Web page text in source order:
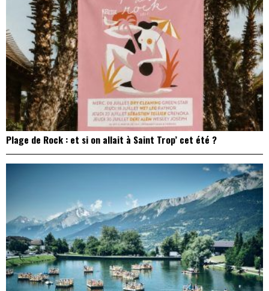
Plage de Rock : et si on allait à Saint Trop’ cet été ?